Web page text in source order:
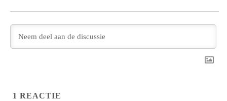
1 REACTIE